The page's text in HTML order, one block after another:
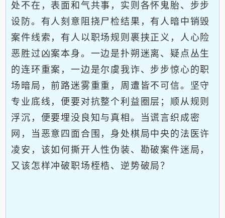
处不在，表面和气共事，实则各怀鬼胎、步步
设防。有人刻意阻挠尸检结果，有人暗中销毁
案件线索，有人以职场规则裹挟正义，人心险
恶胜过凶案本身。一边是扑朔迷离、疑点丛生
的连环重案，一边是尔虞我诈、步步惊心的职
场暗局，前路迷雾重重，周遭皆不可信。坚守
专业底线，便要对抗整个利益圈层；顺从规则
浮沉，便要埋没良知与真相。当谎言织成密
网，当恶意四面合围，身处棋局中央的法医许
凌安，该如何撕开人性伪装、勘破案件迷局，
又该怎样冲破职场桎梏、逆势破局？